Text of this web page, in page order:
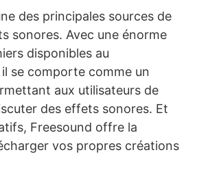
des principales sources de
sonores. Avec une énorme
disponibles au
se comporte comme un
aux utilisateurs de
des effets sonores. Et
Freesound offre la
vos propres créations